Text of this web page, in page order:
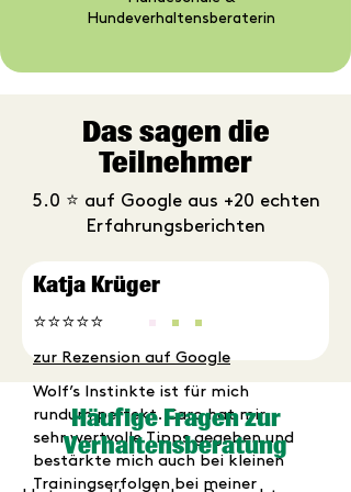
Hundeverhaltensberaterin
Das sagen die
Teilnehmer
5.0 ⭐ auf Google aus +20 echten
Erfahrungsberichten
Katja Krüger
⭐⭐⭐⭐⭐
zur Rezension auf Google
Wolf’s Instinkte ist für mich
rundum perfekt. Caro hat mir
sehr wertvolle Tipps gegeben und
bestärkte mich auch bei kleinen
Trainingserfolgen bei meiner
Häufige Fragen zur
Verhaltensberatung